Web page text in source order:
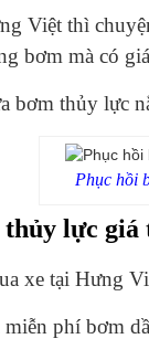
Việt thì
bơm mà có
bơm thủy lực
Phục hồi
thủy lực
xe tại Hưng
phí bơm